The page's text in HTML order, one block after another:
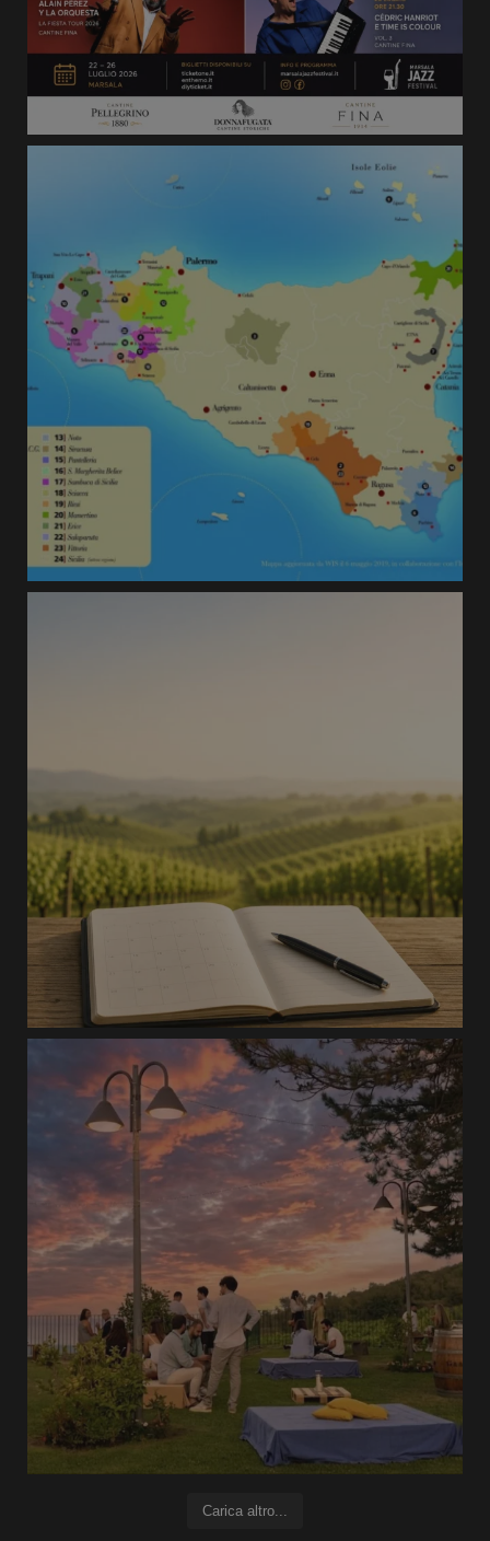
Carica altro...